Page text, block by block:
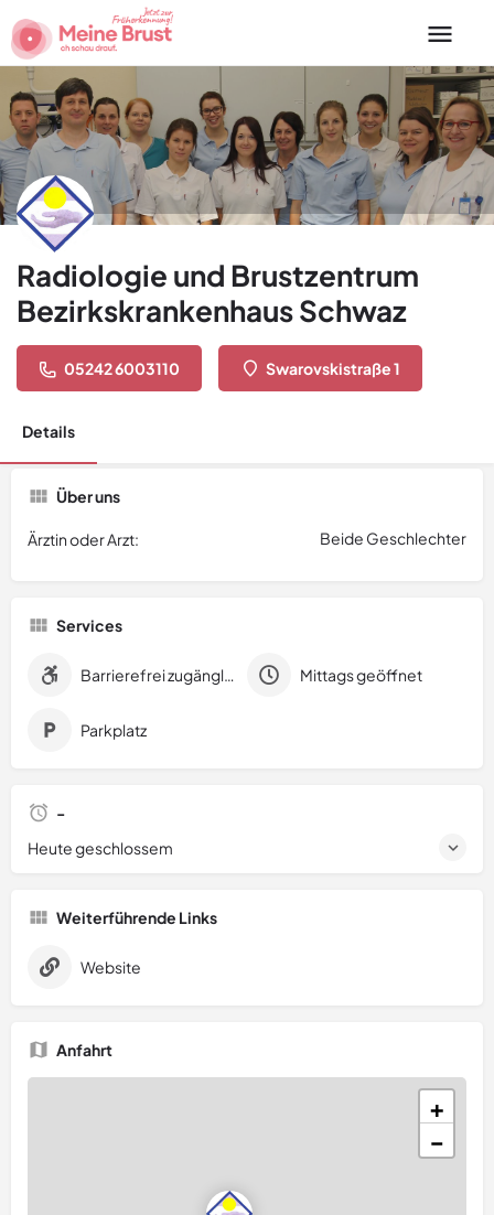
Radiologie und Brustzentrum
Bezirkskrankenhaus Schwaz
05242 6003110 Swarovskistraße 1
Details
Über uns
Ärztin oder Arzt: Beide Geschlechter
Services
Barrierefrei zugänglich Mittags geöffnet
Parkplatz
-
Heute geschlossem
Weiterführende Links
Website
Anfahrt
+
−